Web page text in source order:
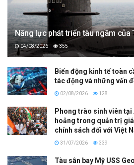
Năng lực phát triển tàu ngầm của
04/08/2026 355
Biến động kinh tế toàn
tác động và những vấn
02/08/2026 128
Phong trào sinh viên tại
hoảng trong quản trị
chính sách đối với Việt
31/07/2026 339
Tàu sân bay Mỹ USS